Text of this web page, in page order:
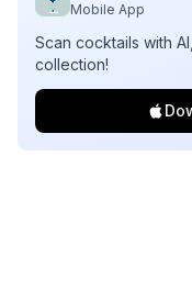
Mobile App
Scan cocktails with
collection!